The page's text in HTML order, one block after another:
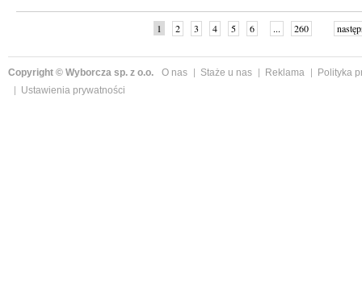
1 2 3 4 5 6 ... 260
Copyright © Wyborcza sp. z o.o. O nas Staże u nas Reklama
Polityka
Ustawienia prywatności